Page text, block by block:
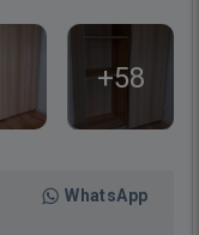
+58
WhatsApp